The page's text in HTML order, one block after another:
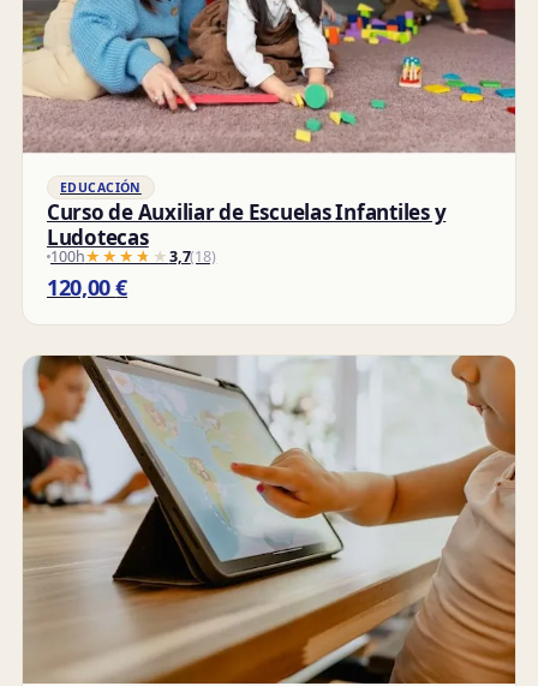
EDUCACIÓN
Curso de Auxiliar de Escuelas Infantiles y
Ludotecas
100h★★★★★
★★★★★3,7(18)
120,00€